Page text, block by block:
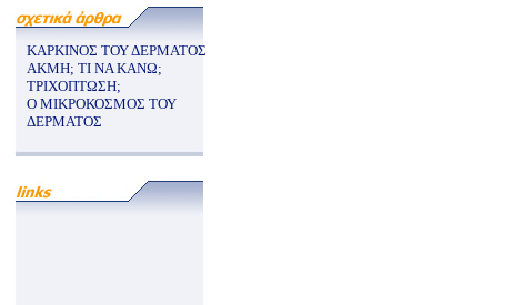
ΚΑΡΚΙΝΟΣ ΤΟΥ ΔΕΡΜΑΤΟΣ
ΑΚΜΗ; ΤΙ ΝΑ ΚΑΝΩ;
ΤΡΙΧΟΠΤΩΣΗ;
Ο ΜΙΚΡΟΚΟΣΜΟΣ ΤΟΥ
ΔΕΡΜΑΤΟΣ